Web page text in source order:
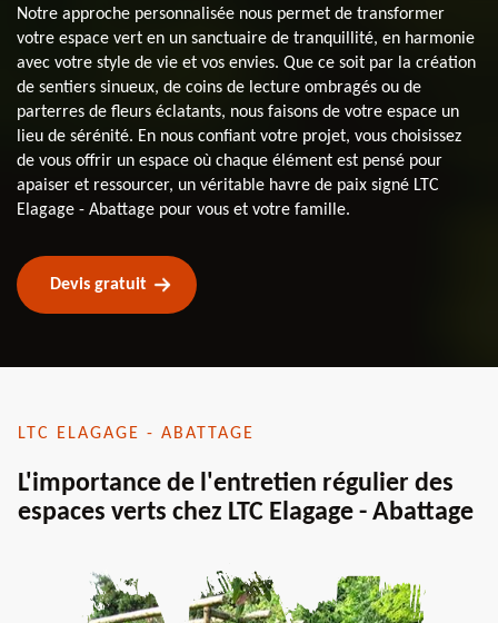
Notre approche personnalisée nous permet de transformer
votre espace vert en un sanctuaire de tranquillité, en harmonie
avec votre style de vie et vos envies. Que ce soit par la création
de sentiers sinueux, de coins de lecture ombragés ou de
parterres de fleurs éclatants, nous faisons de votre espace un
lieu de sérénité. En nous confiant votre projet, vous choisissez
de vous offrir un espace où chaque élément est pensé pour
apaiser et ressourcer, un véritable havre de paix signé LTC
Elagage - Abattage pour vous et votre famille.
Devis gratuit
LTC ELAGAGE - ABATTAGE
L'importance de l'entretien régulier des
espaces verts chez LTC Elagage - Abattage